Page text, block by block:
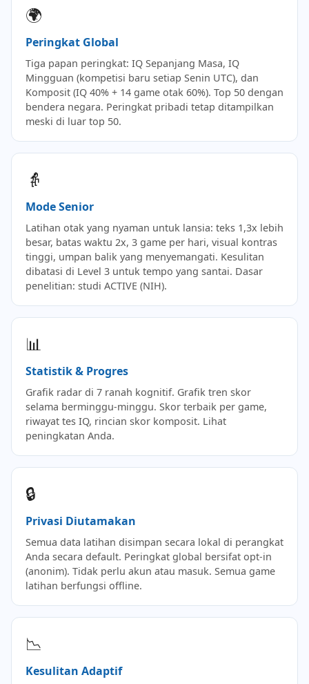
🌍
Peringkat Global
Tiga papan peringkat: IQ Sepanjang Masa, IQ
Mingguan (kompetisi baru setiap Senin UTC), dan
Komposit (IQ 40% + 14 game otak 60%). Top 50 dengan
bendera negara. Peringkat pribadi tetap ditampilkan
meski di luar top 50.
👵
Mode Senior
Latihan otak yang nyaman untuk lansia: teks 1,3x lebih
besar, batas waktu 2x, 3 game per hari, visual kontras
tinggi, umpan balik yang menyemangati. Kesulitan
dibatasi di Level 3 untuk tempo yang santai. Dasar
penelitian: studi ACTIVE (NIH).
📊
Statistik & Progres
Grafik radar di 7 ranah kognitif. Grafik tren skor
selama berminggu-minggu. Skor terbaik per game,
riwayat tes IQ, rincian skor komposit. Lihat
peningkatan Anda.
🔒
Privasi Diutamakan
Semua data latihan disimpan secara lokal di perangkat
Anda secara default. Peringkat global bersifat opt-in
(anonim). Tidak perlu akun atau masuk. Semua game
latihan berfungsi offline.
📉
Kesulitan Adaptif